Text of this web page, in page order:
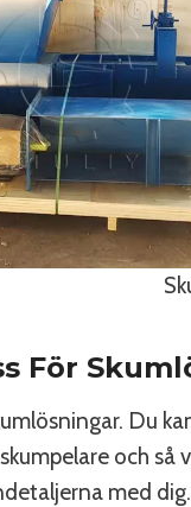
För
Du
och
med dig.